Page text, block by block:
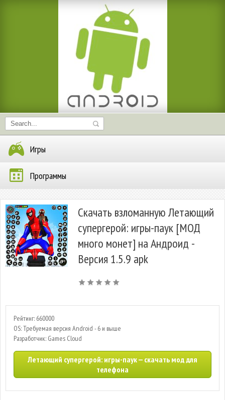
Игры
Программы
Скачать взломанную Летающий
супергерой: игры-паук [МОД
много монет] на Андроид -
Версия 1.5.9 apk
Рейтинг: 660000
OS: Требуемая версия Android - 6 и выше
Разработчик: Games Cloud
Летающий супергерой: игры-паук — скачать мод для
телефона